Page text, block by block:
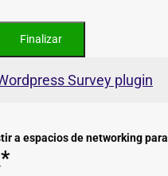
Survey plugin
a espacios de networking para
*